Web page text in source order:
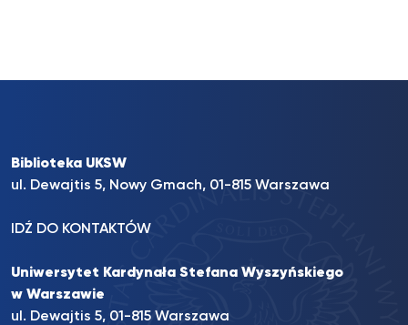
Biblioteka UKSW
ul. Dewajtis 5, Nowy Gmach, 01-815 Warszawa
IDŹ DO KONTAKTÓW
Uniwersytet Kardynała Stefana Wyszyńskiego
w Warszawie
ul. Dewajtis 5, 01-815 Warszawa